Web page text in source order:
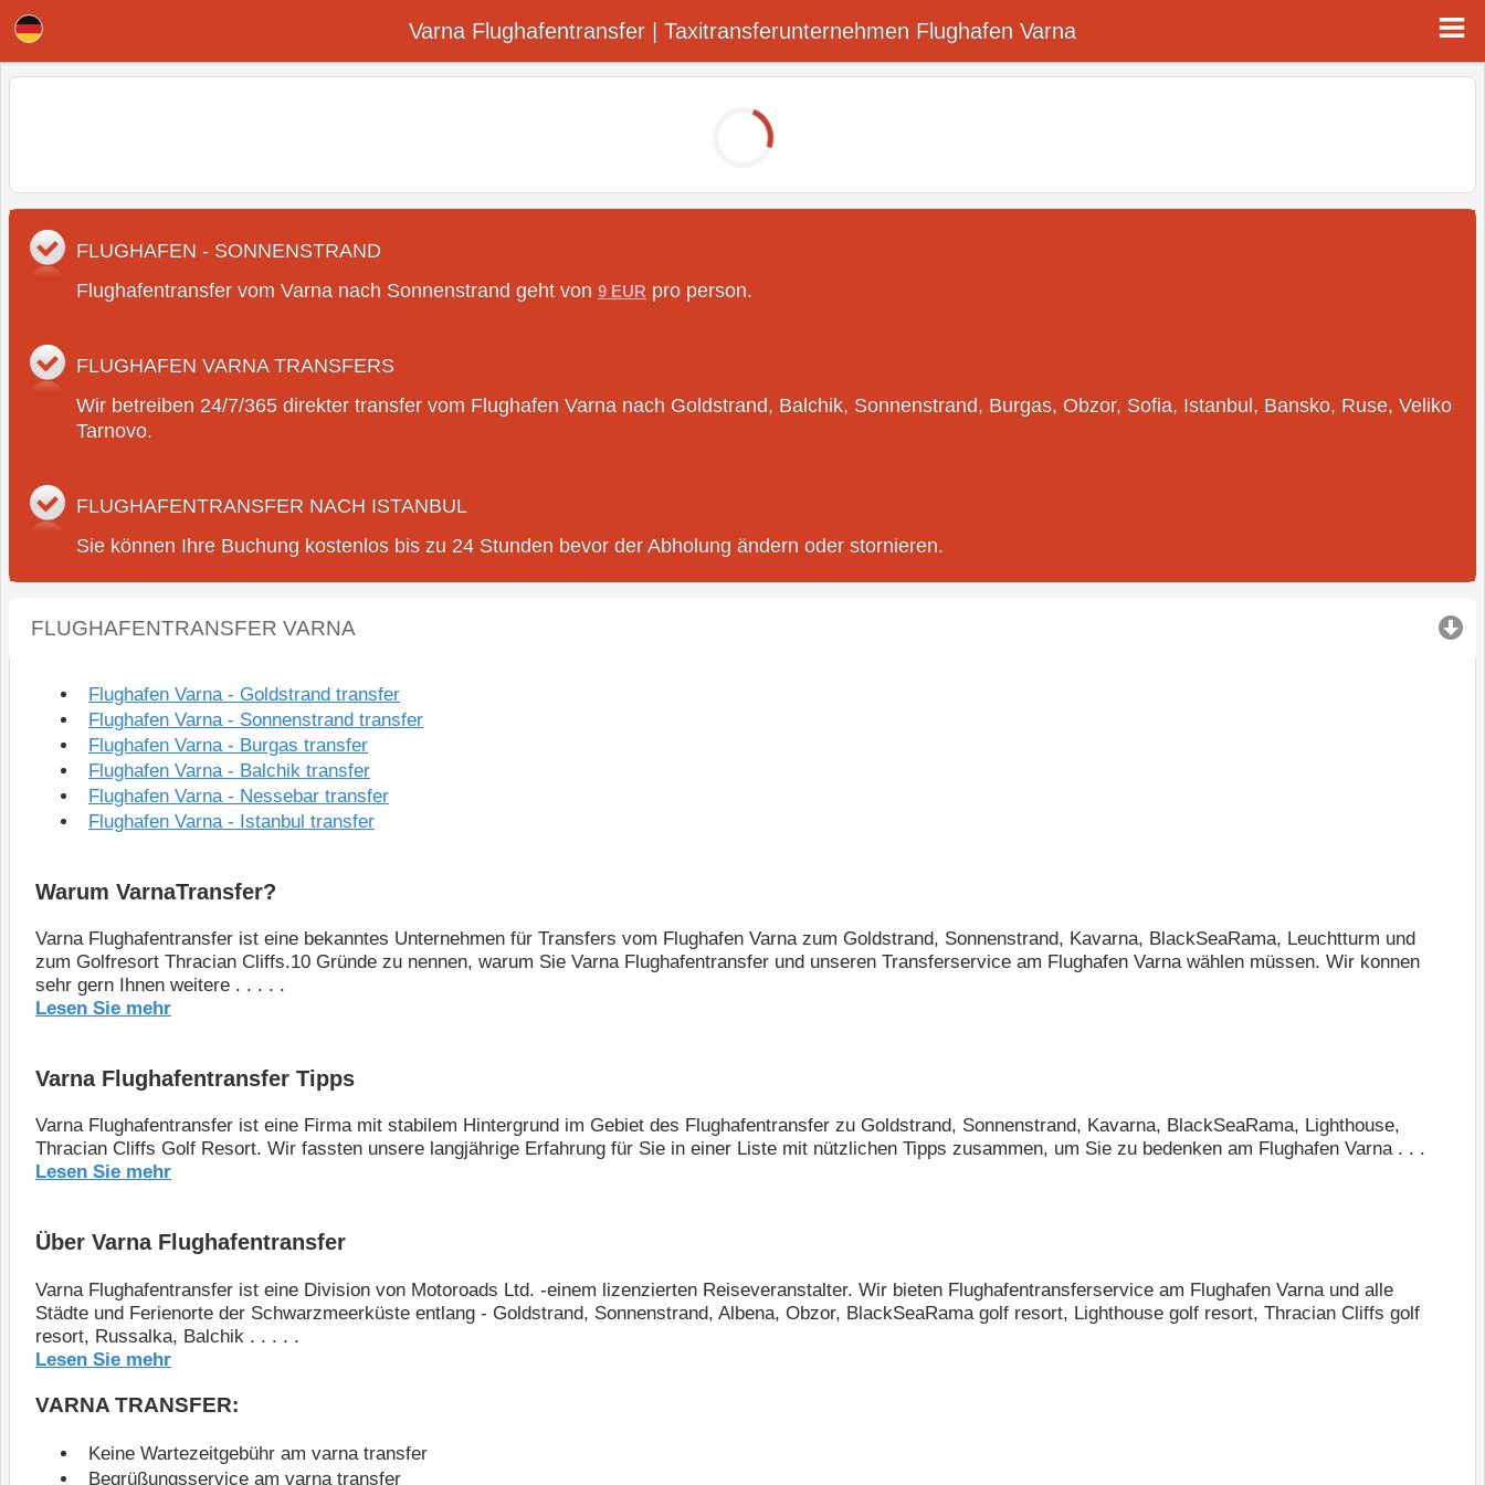
Varna Flughafentransfer ​| Taxitransferunternehmen Flughafen Varna
FLUGHAFEN - SONNENSTRAND
Flughafentransfer vom Varna nach Sonnenstrand geht von9 EUR pro person.
FLUGHAFEN VARNA TRANSFERS
Wir betreiben 24/7/365 direkter transfer vom Flughafen Varna nach Goldstrand, Balchik, Sonnenstrand, Burgas, Obzor, Sofia, Istanbul, Bansko, Ruse, Veliko
Tarnovo.
FLUGHAFENTRANSFER NACH ISTANBUL
Sie können Ihre Buchung kostenlos bis zu 24 Stunden bevor der Abholung ändern oder stornieren.
FLUGHAFENTRANSFER VARNA
Flughafen Varna - Goldstrand transfer
Flughafen Varna - Sonnenstrand transfer
Flughafen Varna - Burgas transfer
Flughafen Varna - Balchik transfer
Flughafen Varna - Nessebar transfer
Flughafen Varna - Istanbul transfer
Warum VarnaTransfer?
Varna Flughafentransfer ist eine bekanntes Unternehmen für Transfers vom Flughafen Varna zum Goldstrand, Sonnenstrand, Kavarna, BlackSeaRama, Leuchtturm und
zum Golfresort Thracian Cliffs.10 Gründe zu nennen, warum Sie Varna Flughafentransfer und unseren Transferservice am Flughafen Varna wählen müssen. Wir konnen
sehr gern Ihnen weitere . . . . .
Lesen Sie mehr
Varna Flughafentransfer Tipps
Varna Flughafentransfer ist eine Firma mit stabilem Hintergrund im Gebiet des Flughafentransfer zu Goldstrand, Sonnenstrand, Kavarna, BlackSeaRama, Lighthouse,
Thracian Cliffs Golf Resort. Wir fassten unsere langjährige Erfahrung für Sie in einer Liste mit nützlichen Tipps zusammen, um Sie zu bedenken am Flughafen Varna . . .
Lesen Sie mehr
Über Varna Flughafentransfer
Varna Flughafentransfer ist eine Division von Motoroads Ltd. -einem lizenzierten Reiseveranstalter. Wir bieten Flughafentransferservice am Flughafen Varna und alle
Städte und Ferienorte der Schwarzmeerküste entlang - Goldstrand, Sonnenstrand, Albena, Obzor, BlackSeaRama golf resort, Lighthouse golf resort, Thracian Cliffs golf
resort, Russalka, Balchik . . . . .
Lesen Sie mehr
VARNA TRANSFER:
Keine Wartezeitgebühr am varna transfer
Begrüßungsservice am varna transfer